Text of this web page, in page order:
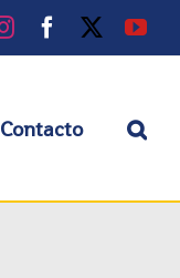
InstagramFacebook
Contacto